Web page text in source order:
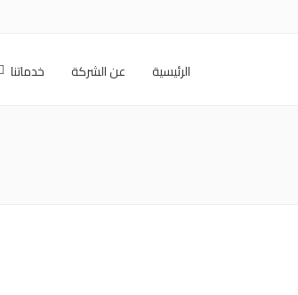
الرئيسية عن الشركة خدماتنا